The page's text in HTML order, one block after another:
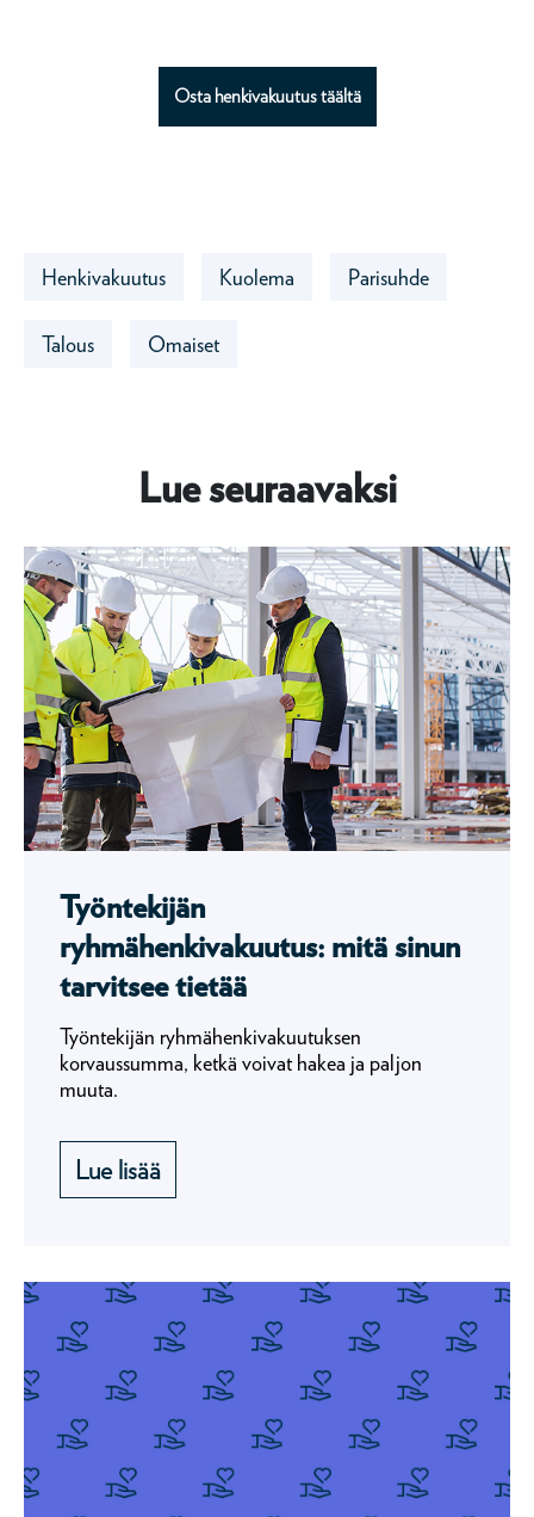
Osta henkivakuutus täältä
Henkivakuutus Kuolema Parisuhde
Talous Omaiset
Lue seuraavaksi
Työntekijän
ryhmähenkivakuutus: mitä sinun
tarvitsee tietää
Työntekijän ryhmähenkivakuutuksen
korvaussumma, ketkä voivat hakea ja paljon
muuta.
Lue lisää